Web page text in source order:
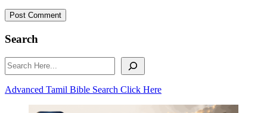
Post Comment
Search
Search
Advanced Tamil Bible Search Click Here